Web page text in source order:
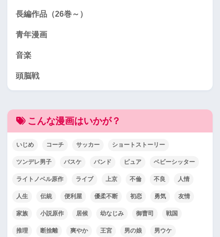
長編作品（26巻～）
青年漫画
音楽
頭脳戦
こんな漫画はいかが？
いじめ コーチ サッカー ショートストーリー
ツンデレ男子 バスケ バンド ピュア ベビーシッター
ライトノベル原作 ライブ 上京 不倫 不良 人情
人生 伝統 便利屋 優柔不断 初恋 勇気 友情
家族 小説原作 居候 幼なじみ 御曹司 戦国
推理 断捨離 爽やか 王宮 男の娘 男ウケ